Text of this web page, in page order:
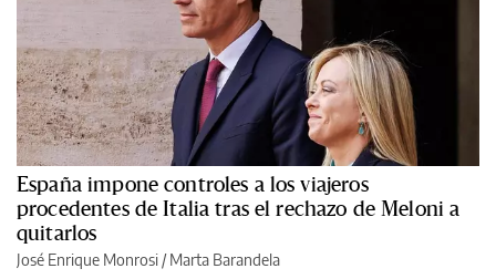
España impone controles a los viajeros
procedentes de Italia tras el rechazo de Meloni a
quitarlos
José Enrique Monrosi / Marta Barandela